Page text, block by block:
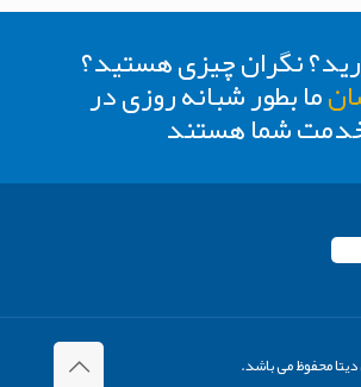
نگران چیزی هستید؟
ما بطور شبانه روزی در
شما هستند
محفوظ می باشد.